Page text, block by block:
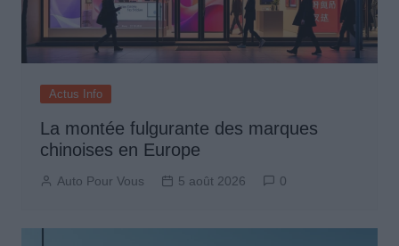
Actus Info
La montée fulgurante des marques
chinoises en Europe
Auto Pour Vous 5 août 2026 0